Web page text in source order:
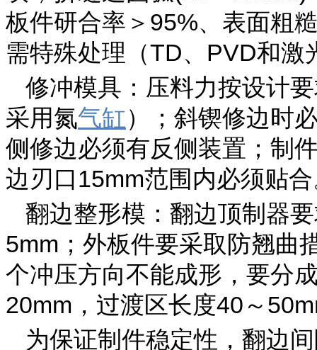
板件研合率＞95%、表面粗
需特殊处理（TD、PVD和激
修冲模具：压料力按设计
采用氮气缸）；斜锲修边时
侧修边必须有反侧装置；制
边刃口15mm范围内必须贴
翻边整形模：翻边顶制器
5mm；外板件要采取防翘曲
个冲压方向不能成形，要分
20mm，过渡区长度40～
为保证制件稳定性，翻边